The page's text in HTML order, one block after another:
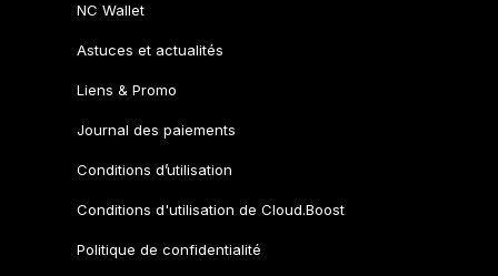
NC Wallet
Astuces et actualités
Liens & Promo
Journal des paiements
Conditions d’utilisation
Conditions d'utilisation de Cloud.Boost
Politique de confidentialité